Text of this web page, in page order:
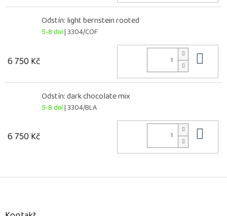
Odstín: light bernstein rooted
5-8 dní| 3304/COF
6 750 Kč
Odstín: dark chocolate mix
5-8 dní| 3304/BLA
6 750 Kč
Z